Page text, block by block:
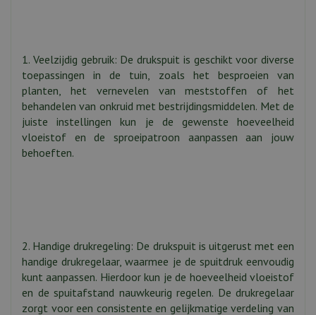
1. Veelzijdig gebruik: De drukspuit is geschikt voor diverse
toepassingen in de tuin, zoals het besproeien van
planten, het vernevelen van meststoffen of het
behandelen van onkruid met bestrijdingsmiddelen. Met de
juiste instellingen kun je de gewenste hoeveelheid
vloeistof en de sproeipatroon aanpassen aan jouw
behoeften.
2. Handige drukregeling: De drukspuit is uitgerust met een
handige drukregelaar, waarmee je de spuitdruk eenvoudig
kunt aanpassen. Hierdoor kun je de hoeveelheid vloeistof
en de spuitafstand nauwkeurig regelen. De drukregelaar
zorgt voor een consistente en gelijkmatige verdeling van